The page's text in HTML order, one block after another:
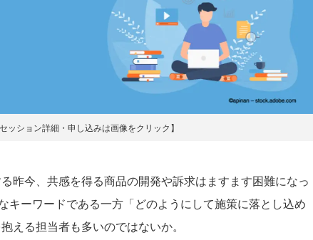
セッション詳細・申し込みは画像をクリック】
昨今、共感を得る商品の開発や訴求はますます困難になっ
キーワードである一方「どのようにして施策に落とし込め
える担当者も多いのではないか。